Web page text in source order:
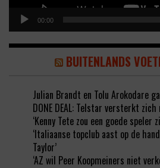
00:00
BUITENLANDS
Julian Brandt en Tolu Arokodare
DONE DEAL: Telstar versterkt
‘Kenny Tete zou een goede speler
‘Italiaanse topclub aast op de
Taylor’
‘AZ wil Peer Koopmeiners niet